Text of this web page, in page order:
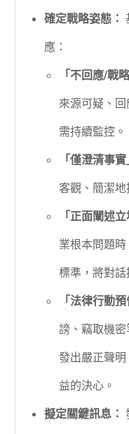
確定戰略姿態：
應：
「不回應/戰
來源可疑、
需持續監控。
「僅澄清事實
客觀、簡潔
「正面闡述立
業根本問題
標準，將對話
「法律行動預
謗、竊取機
發出嚴正聲
益的決心。
擬定關鍵訊息：